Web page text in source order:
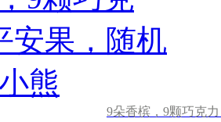
9朵香槟，9颗巧克